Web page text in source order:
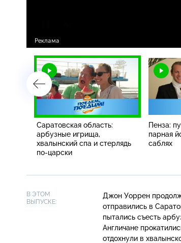
Саратовская область:
арбузные игрища,
хвалынский спа и стерлядь
по-царски
Пенза:
парная
саблях
В ЭТОМ
ВЫПУСКЕ:
Джон Уоррен
отправились в
пытались съесть
Англичане
отдохнули в